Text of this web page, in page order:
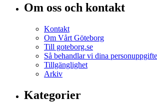
Om oss och kontakt
Kontakt
Om Vårt Göteborg
Till goteborg.se
Så behandlar vi dina
Tillgänglighet
Arkiv
Kategorier